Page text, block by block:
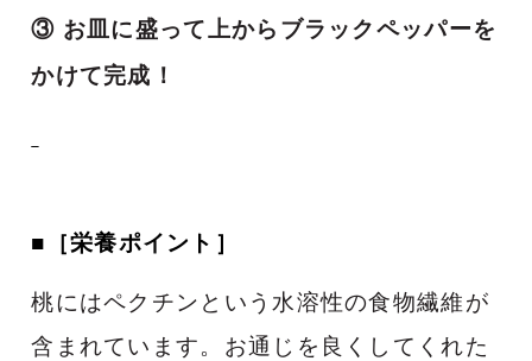
③ お皿に盛って上からブラックペッパーを
かけて完成！
■ ［栄養ポイント］
桃にはペクチンという水溶性の食物繊維が
含まれています。お通じを良くしてくれた